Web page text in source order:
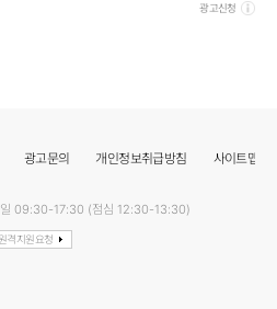
광고신청
광고문의 개인정보취급방침 사이트맵
일 09:30-17:30 (점심 12:30-13:30)
격지원요청